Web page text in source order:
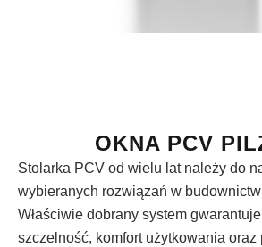
OKNA PCV
Stolarka PCV od wielu lat należy do
wybieranych rozwiązań w
Właściwie dobrany system
szczelność, komfort użytkowania oraz